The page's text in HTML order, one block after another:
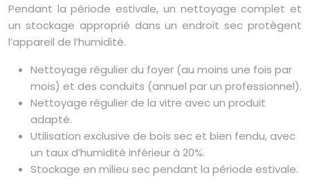
Pendant la période estivale, un nettoyage complet et
un stockage approprié dans un endroit sec protègent
l’appareil de l’humidité.
Nettoyage régulier du foyer (au moins une fois par
mois) et des conduits (annuel par un professionnel).
Nettoyage régulier de la vitre avec un produit
adapté.
Utilisation exclusive de bois sec et bien fendu, avec
un taux d’humidité inférieur à 20%.
Stockage en milieu sec pendant la période estivale.